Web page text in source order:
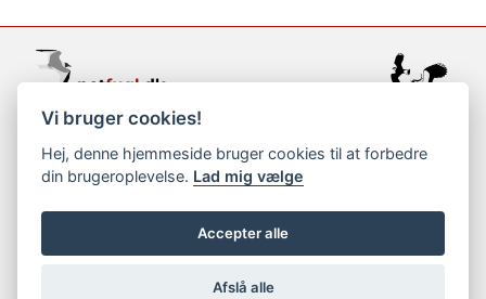
support@netfugl.dk
copyright © 2002-2023
Vi bruger cookies!
Hej, denne hjemmeside bruger cookies til at forbedre
din brugeroplevelse. Lad mig vælge
Accepter alle
Afslå alle